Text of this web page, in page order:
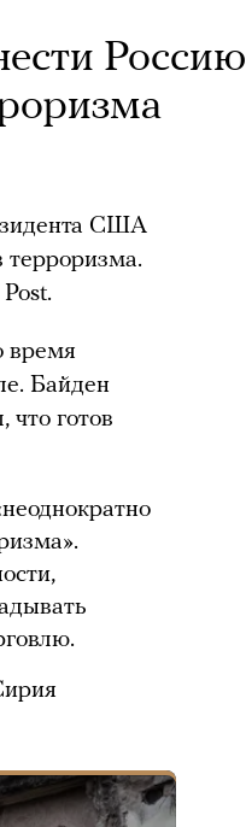
Россию
США
терроризма.
время
Байден
что готов